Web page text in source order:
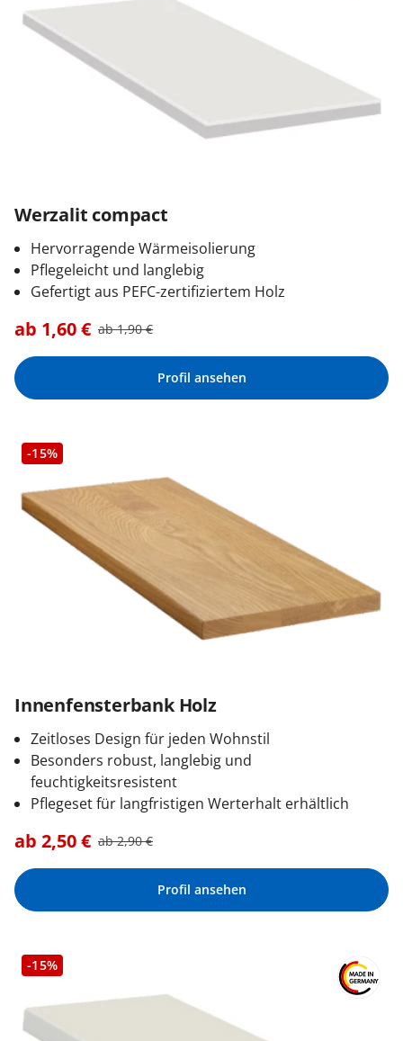
Werzalit compact
Hervorragende Wärmeisolierung
Pflegeleicht und langlebig
Gefertigt aus PEFC-zertifiziertem Holz
ab 1,60€ ab1,90€
Profil ansehen
-15%
Innenfensterbank Holz
Zeitloses Design für jeden Wohnstil
Besonders robust, langlebig und
feuchtigkeitsresistent
Pflegeset für langfristigen Werterhalt erhältlich
ab 2,50€ ab2,90€
Profil ansehen
-15%